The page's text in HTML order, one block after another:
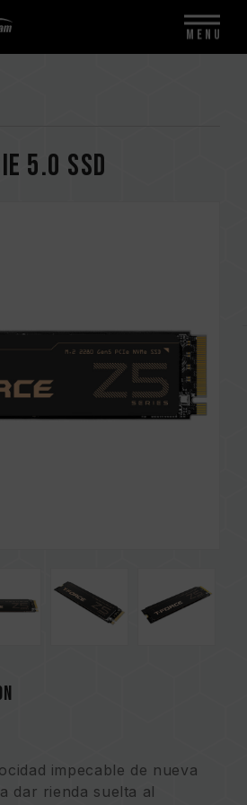
5.0 SSD
impecable de nueva
dar rienda suelta al
MENU